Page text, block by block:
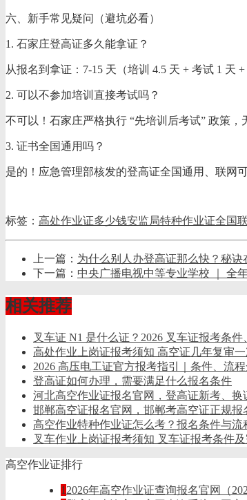
六、新手常见疑问（避坑必看）
1. 石家庄登高证多久能拿证？
从报名到拿证：7-15 天（培训 4.5 天 + 考试 1 天
2. 可以不参加培训直接考试吗？
不可以！石家庄严格执行 “先培训后考试” 政策
3. 证书全国通用吗？
是的！应急管理部核发的登高证全国通用、联网
标签： 高处作业证多少钱安监局特种作业证全国
上一篇： 为什么别人办登高证那么快？秘诀
下一篇： 中央广播电视中等专业学校 ｜ 全
相关推荐
叉车证 N1 是什么证？2026 叉车证报考条
高处作业上岗证报考须知 高空证几年复审
2026 高压电工证官方报考指引｜条件、流
登高证如何办理，需要满足什么报名条件
河北高空作业证报名官网，登高证新考、换
邯郸高空证报名官网，邯郸考高空证正规报
高空作业特种作业证怎么考？报名条件与流
叉车作业上岗证报考须知 叉车证报考条件
高空作业证排行
1 2026年高空作业证查询报名官网（